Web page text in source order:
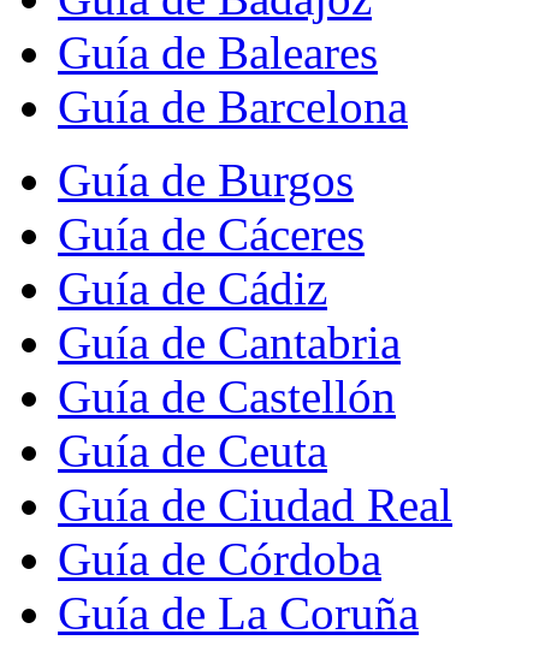
Guía de Baleares
Guía de Barcelona
Guía de Burgos
Guía de Cáceres
Guía de Cádiz
Guía de Cantabria
Guía de Castellón
Guía de Ceuta
Guía de Ciudad Real
Guía de Córdoba
Guía de La Coruña